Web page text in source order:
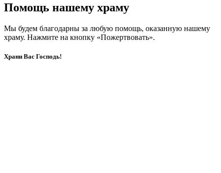
Помощь нашему храму
Мы будем благодарны за любую помощь, оказанную нашему
храму. Нажмите на кнопку «Пожертвовать».
Храни Вас Господь!